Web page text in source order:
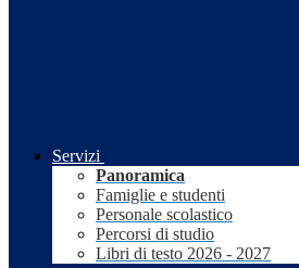
Servizi
Panoramica
Famiglie e studenti
Personale scolastico
Percorsi di studio
Libri di testo 2026 - 2027